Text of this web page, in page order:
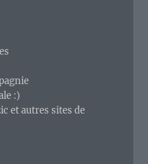
:)
et autres sites de